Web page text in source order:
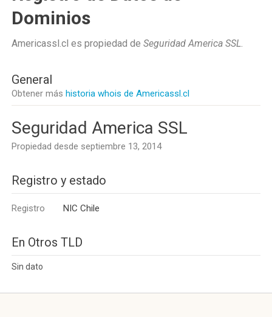
Dominios
Americassl.cl es propiedad de Seguridad America SSL.
General
Obtener más historia whois de Americassl.cl
Seguridad America SSL
Propiedad desde septiembre 13, 2014
Registro y estado
Registro NIC Chile
En Otros TLD
Sin dato